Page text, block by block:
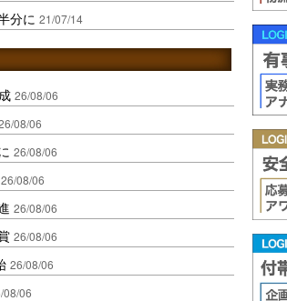
分に 21/07/14
26/08/06
08/06
26/08/06
26/08/06
26/08/06
26/08/06
26/08/06
08/06